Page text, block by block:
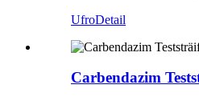
UfroDetail
Carbendazim